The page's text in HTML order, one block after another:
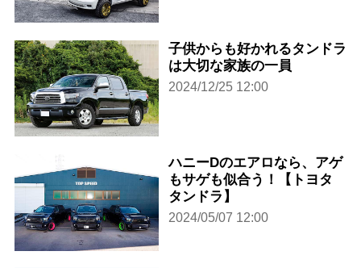
子供からも好かれるタンドラ
は大切な家族の一員
2024/12/25 12:00
ハニーDのエアロなら、アゲ
もサゲも似合う！【トヨタ
タンドラ】
2024/05/07 12:00